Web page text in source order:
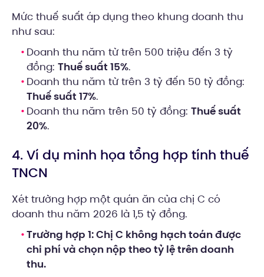
Mức thuế suất áp dụng theo khung doanh thu
như sau:
Doanh thu năm từ trên 500 triệu đến 3 tỷ
đồng: Thuế suất 15%.
Doanh thu năm từ trên 3 tỷ đến 50 tỷ đồng:
Thuế suất 17%.
Doanh thu năm trên 50 tỷ đồng: Thuế suất
20%.
4. Ví dụ minh họa tổng hợp tính thuế
TNCN
Xét trường hợp một quán ăn của chị C có
doanh thu năm 2026 là 1,5 tỷ đồng.
Trường hợp 1: Chị C không hạch toán được
chi phí và chọn nộp theo tỷ lệ trên doanh
thu.